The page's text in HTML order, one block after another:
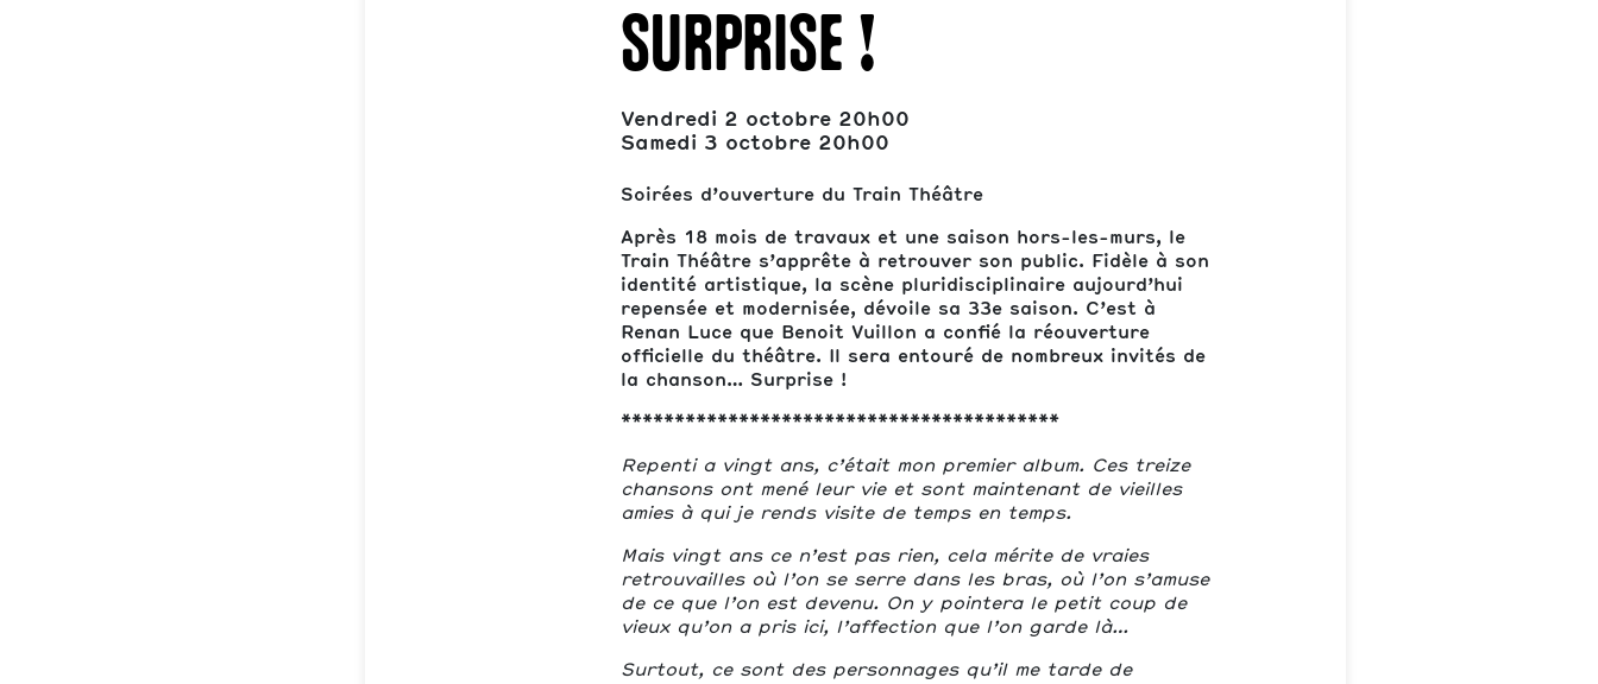
surprise !
Vendredi 2 octobre 20h00
Samedi 3 octobre 20h00
Soirées d’ouverture du Train Théâtre
Après 18 mois de travaux et une saison hors-les-murs, le
Train Théâtre s’apprête à retrouver son public. Fidèle à son
identité artistique, la scène pluridisciplinaire aujourd’hui
repensée et modernisée, dévoile sa 33e saison. C’est à
Renan Luce que Benoit Vuillon a confié la réouverture
officielle du théâtre. Il sera entouré de nombreux invités de
la chanson… Surprise !
*****************************************
Repenti a vingt ans, c’était mon premier album. Ces treize
chansons ont mené leur vie et sont maintenant de vieilles
amies à qui je rends visite de temps en temps.
Mais vingt ans ce n’est pas rien, cela mérite de vraies
retrouvailles où l’on se serre dans les bras, où l’on s’amuse
de ce que l’on est devenu. On y pointera le petit coup de
vieux qu’on a pris ici, l’affection que l’on garde là…
Surtout, ce sont des personnages qu’il me tarde de